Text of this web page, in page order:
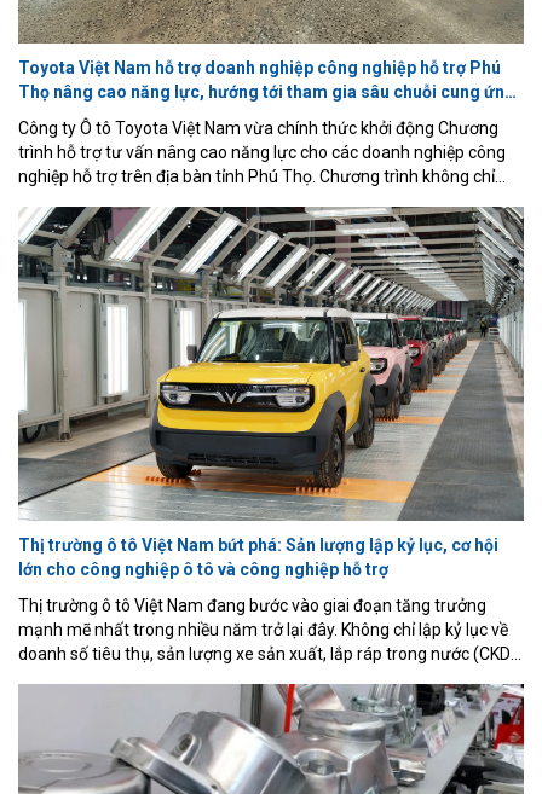
Toyota Việt Nam hỗ trợ doanh nghiệp công nghiệp hỗ trợ Phú
Thọ nâng cao năng lực, hướng tới tham gia sâu chuỗi cung ứng
ô tô
Công ty Ô tô Toyota Việt Nam vừa chính thức khởi động Chương
trình hỗ trợ tư vấn nâng cao năng lực cho các doanh nghiệp công
nghiệp hỗ trợ trên địa bàn tỉnh Phú Thọ. Chương trình không chỉ
quản trị tiên tiến của Toyota mà còn góp phần nâng cao năng lực
cạnh tranh, thúc đẩy phát triển công nghiệp hỗ trợ và kinh tế địa
phương.
Thị trường ô tô Việt Nam bứt phá: Sản lượng lập kỷ lục, cơ hội
lớn cho công nghiệp ô tô và công nghiệp hỗ trợ
Thị trường ô tô Việt Nam đang bước vào giai đoạn tăng trưởng
mạnh mẽ nhất trong nhiều năm trở lại đây. Không chỉ lập kỷ lục về
doanh số tiêu thụ, sản lượng xe sản xuất, lắp ráp trong nước (CKD)